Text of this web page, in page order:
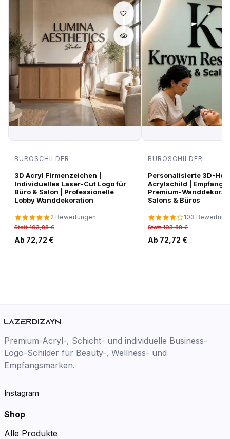
BÜROSCHILDER
3D Acryl Firmenzeichen |
Individuelles Laser-Cut Logo für
Büro & Salon | Professionelle
Lobby Wanddekoration
2 Bewertungen
Statt 103,88 €
Ab 72,72 €
BÜROSCHILDER
Personalisierte 3D-
Acrylschild |
Premium-
Salons & Büros
103
Statt 103,88 €
Ab 72,72 €
Premium-Acryl-, Schicht- und individuelle Business-
Logo-Schilder für Beauty-, Wellness- und
Empfangsmarken.
Instagram
Shop
Alle Produkte